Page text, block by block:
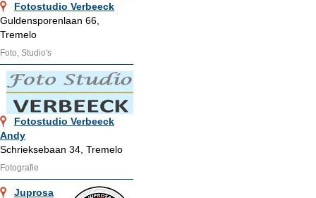
Fotostudio Verbeeck
Guldensporenlaan 66,
Tremelo
Foto, Studio's
Fotostudio Verbeeck
Andy
Schrieksebaan 34, Tremelo
Fotografie
Juprosa